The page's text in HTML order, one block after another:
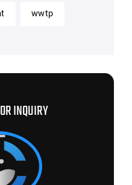
wwtp
INQUIRY